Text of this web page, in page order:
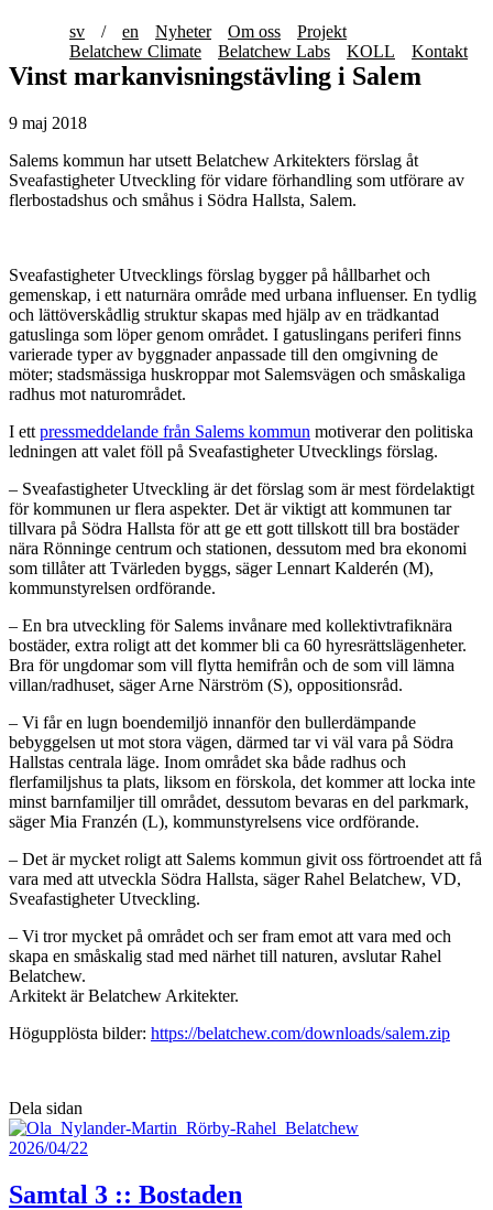
sv / en Nyheter Om oss
Projekt
Belatchew Climate
Belatchew Labs KOLL Kontakt
Vinst markanvisningstävling i Salem
9 maj 2018
Salems kommun har utsett Belatchew Arkitekters förslag åt
Sveafastigheter Utveckling för vidare förhandling som utförare av
flerbostadshus och småhus i Södra Hallsta, Salem.
Sveafastigheter Utvecklings förslag bygger på hållbarhet och
gemenskap, i ett naturnära område med urbana influenser. En tydlig
och lättöverskådlig struktur skapas med hjälp av en trädkantad
gatuslinga som löper genom området. I gatuslingans periferi finns
varierade typer av byggnader anpassade till den omgivning de
möter; stadsmässiga huskroppar mot Salemsvägen och småskaliga
radhus mot naturområdet.
I ett pressmeddelande från Salems kommun motiverar den politiska
ledningen att valet föll på Sveafastigheter Utvecklings förslag.
– Sveafastigheter Utveckling är det förslag som är mest fördelaktigt
för kommunen ur flera aspekter. Det är viktigt att kommunen tar
tillvara på Södra Hallsta för att ge ett gott tillskott till bra bostäder
nära Rönninge centrum och stationen, dessutom med bra ekonomi
som tillåter att Tvärleden byggs, säger Lennart Kalderén (M),
kommunstyrelsen ordförande.
– En bra utveckling för Salems invånare med kollektivtrafiknära
bostäder, extra roligt att det kommer bli ca 60 hyresrättslägenheter.
Bra för ungdomar som vill flytta hemifrån och de som vill lämna
villan/radhuset, säger Arne Närström (S), oppositionsråd.
– Vi får en lugn boendemiljö innanför den bullerdämpande
bebyggelsen ut mot stora vägen, därmed tar vi väl vara på Södra
Hallstas centrala läge. Inom området ska både radhus och
flerfamiljshus ta plats, liksom en förskola, det kommer att locka inte
minst barnfamiljer till området, dessutom bevaras en del parkmark,
säger Mia Franzén (L), kommunstyrelsens vice ordförande.
– Det är mycket roligt att Salems kommun givit oss förtroendet att få
vara med att utveckla Södra Hallsta, säger Rahel Belatchew, VD,
Sveafastigheter Utveckling.
– Vi tror mycket på området och ser fram emot att vara med och
skapa en småskalig stad med närhet till naturen, avslutar Rahel
Belatchew.
Arkitekt är Belatchew Arkitekter.
Högupplösta bilder: https://belatchew.com/downloads/salem.zip
Dela sidan
2026/04/22
Samtal 3 :: Bostaden